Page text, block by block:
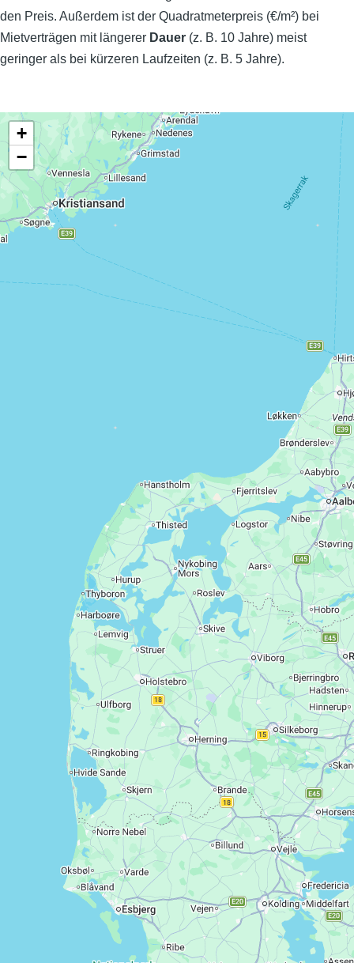
den Preis. Außerdem ist der Quadratmeterpreis (€/m²) bei
Mietverträgen mit längerer Dauer (z. B. 10 Jahre) meist
geringer als bei kürzeren Laufzeiten (z. B. 5 Jahre).
+
−